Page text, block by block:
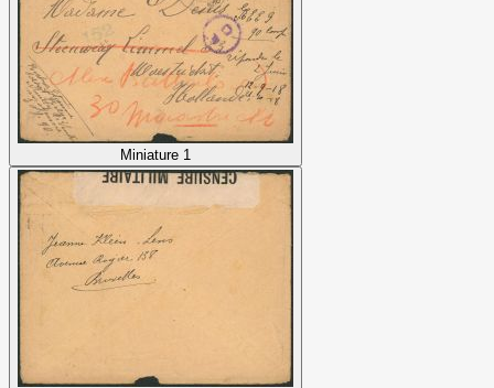
Miniature 1